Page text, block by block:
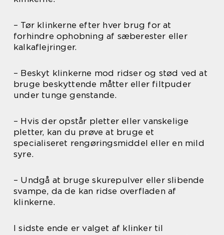
– Tør klinkerne efter hver brug for at
forhindre ophobning af sæberester eller
kalkaflejringer.
– Beskyt klinkerne mod ridser og stød ved at
bruge beskyttende måtter eller filtpuder
under tunge genstande.
– Hvis der opstår pletter eller vanskelige
pletter, kan du prøve at bruge et
specialiseret rengøringsmiddel eller en mild
syre.
– Undgå at bruge skurepulver eller slibende
svampe, da de kan ridse overfladen af
klinkerne.
I sidste ende er valget af klinker til